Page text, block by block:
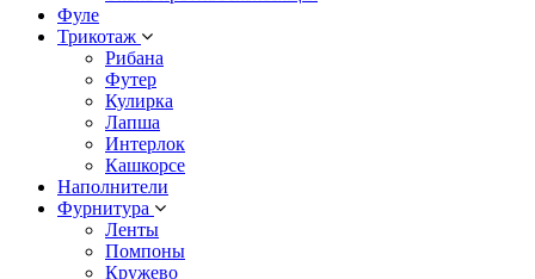
Фуле
Трикотаж
Рибана
Футер
Кулирка
Лапша
Интерлок
Кашкорсе
Наполнители
Фурнитура
Ленты
Помпоны
Кружево